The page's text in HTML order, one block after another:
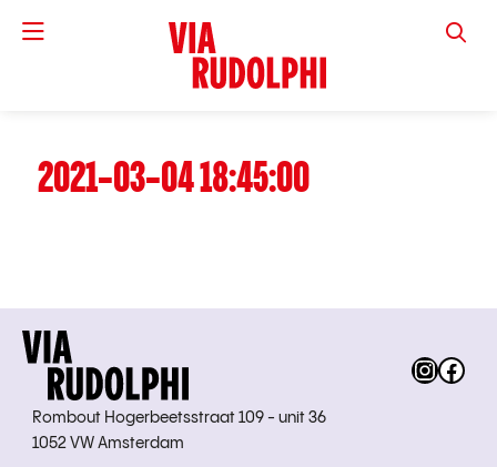
VIA
2021-03-04 18:45:00
Rombout Hogerbeetsstraat 109 - unit 36
1052 VW Amsterdam